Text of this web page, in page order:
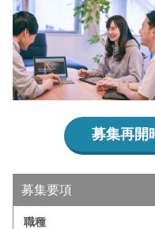
募集再開
募集要項
職種